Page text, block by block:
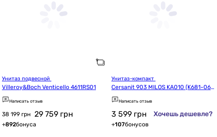
Villeroy&Boch Venticello 4611RS01
Написать отзыв
38 199 грн 29 759 грн
+892бонуса
Cersanit 903 MILOS KA010 (K681-06
2)
Написать отзыв
3 599 грн Хочешь дешевле?
+107бонусов